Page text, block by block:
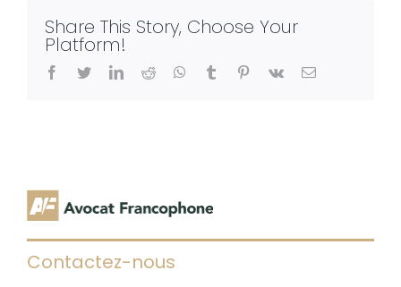
Share This Story, Choose Your
Platform!
facebook
twitterlinkedinreddit whatsapptumblr pinterest
vk Email
Contactez-nous